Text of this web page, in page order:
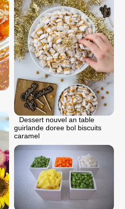
Dessert nouvel an table
guirlande doree bol biscuits
caramel